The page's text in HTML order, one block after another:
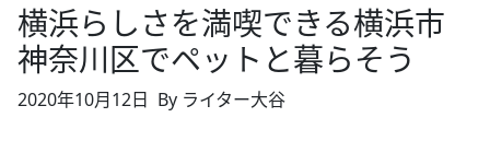
横浜らしさを満喫できる横浜市
神奈川区でペットと暮らそう
2020年10月12日 By ライター大谷